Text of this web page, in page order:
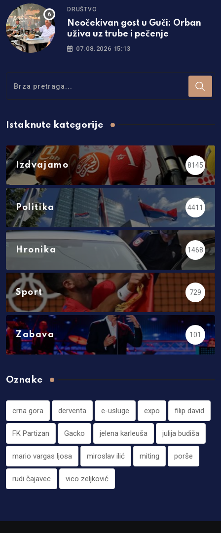
DRUŠTVO
Neočekivan gost u Guči: Orban
uživa uz trube i pečenje
07.08.2026 15:13
Istaknute kategorije
Izdvajamo 8145
Politika 4411
Hronika 1468
Sport 729
Zabava 101
Oznake
crna gora derventa e-usluge expo filip david
FK Partizan Gacko jelena karleuša julija budiša
mario vargas ljosa miroslav ilić miting porše
rudi čajavec vico zeljković